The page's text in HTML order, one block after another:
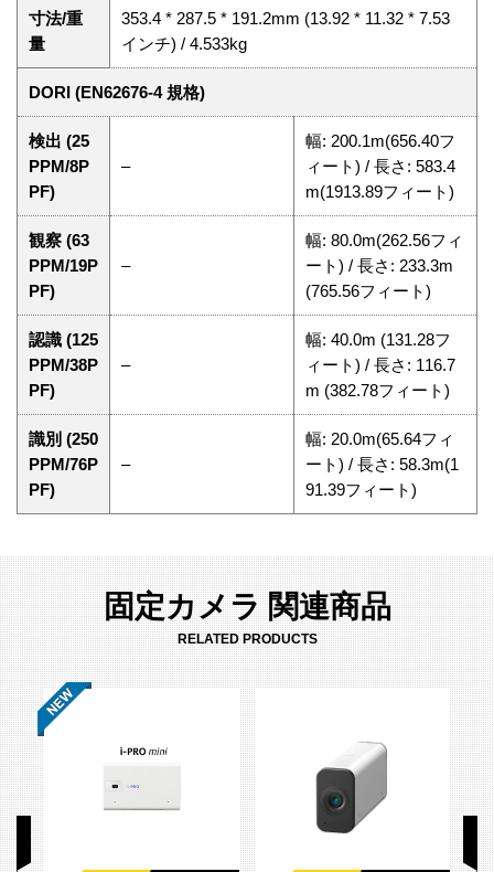
寸法/重
量
353.4 * 287.5 * 191.2mm (13.92 * 11.32 * 7.53
インチ) / 4.533kg
DORI (EN62676-4 規格)
検出 (25
PPM/8P
PF)
–
幅: 200.1m(656.40フ
ィート) / 長さ: 583.4
m(1913.89フィート)
観察 (63
PPM/19P
PF)
–
幅: 80.0m(262.56フィ
ート) / 長さ: 233.3m
(765.56フィート)
認識 (125
PPM/38P
PF)
–
幅: 40.0m (131.28フ
ィート) / 長さ: 116.7
m (382.78フィート)
識別 (250
PPM/76P
PF)
–
幅: 20.0m(65.64フィ
ート) / 長さ: 58.3m(1
91.39フィート)
固定カメラ 関連商品
RELATED PRODUCTS